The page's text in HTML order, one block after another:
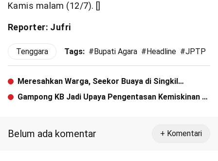
Kamis malam (12/7). []
Reporter: Jufri
Tenggara Tags: #Bupati Agara #Headline #JPTP
Meresahkan Warga, Seekor Buaya di Singkil
Akhirnya Ditangkap
Gampong KB Jadi Upaya Pengentasan Kemiskinan di
Belum ada komentar + Komentari